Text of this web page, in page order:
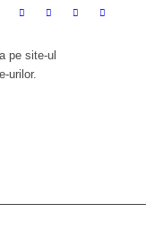
pe site-ul
urilor.